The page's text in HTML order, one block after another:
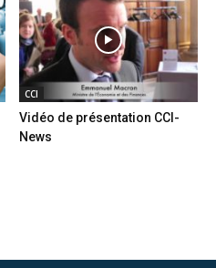
CCI
Vidéo de présentation CCI-
News